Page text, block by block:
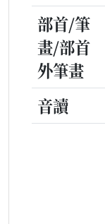
部首/筆
畫/部首
外筆畫
音讀